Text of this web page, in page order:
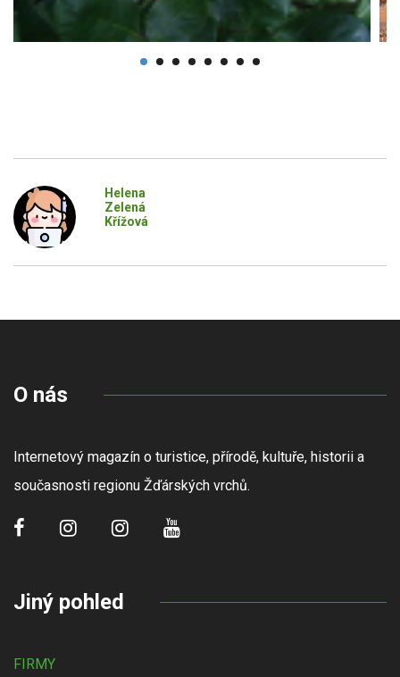
Helena
Zelená
Křížová
O nás
Internetový magazín o turistice, přírodě, kultuře, historii a
současnosti regionu Žďárských vrchů.
Jiný pohled
FIRMY